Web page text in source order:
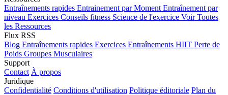
Entraînements rapides Entrainement par Moment Entraînement par
niveau Exercices Conseils fitness Science de l'exercice Voir Toutes
les Ressources
Flux RSS
Blog Entraînements rapides Exercices Entraînements HIIT Perte de
Poids Groupes Musculaires
Support
Contact À propos
Juridique
Confidentialité Conditions d'utilisation Politique éditoriale Plan du